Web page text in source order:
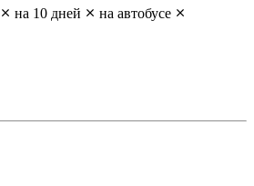
на 10 дней
на автобусе